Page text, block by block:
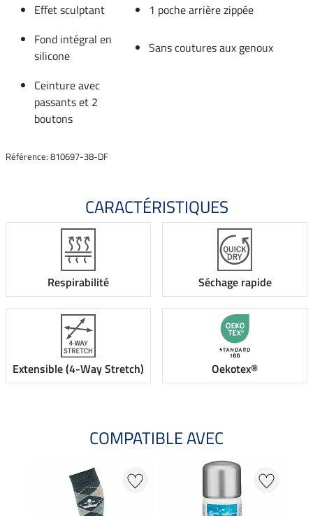
Effet sculptant
1 poche arrière zippée
Fond intégral en
silicone
Sans coutures aux genoux
Ceinture avec
passants et 2
boutons
Référence: 810697-38-DF
CARACTÉRISTIQUES
Respirabilité Séchage rapide
Extensible (4-Way Stretch) Oekotex®
COMPATIBLE AVEC